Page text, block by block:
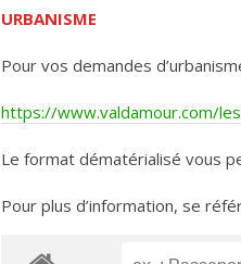
URBANISME
Pour vos demandes
https://www.valdamour.com/
Le format dématérialisé vous
Pour plus d’information, se